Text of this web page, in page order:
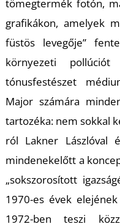
tömegtermék fotón,
grafikákon, amelyek
füstös levegője”
környezeti
tónusfestészet
Major számára
tartozéka: nem sokkal
ról Lakner Lászlóval
mindenekelőtt a
„sokszorosított
1970-es évek
1972-ben teszi